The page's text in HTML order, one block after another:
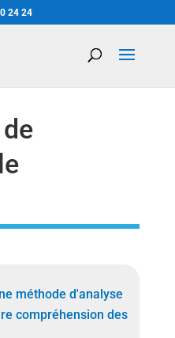
24 24
méthode d'analyse
compréhension des